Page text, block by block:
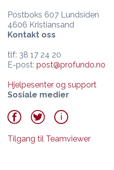
Postboks 607 Lundsiden
4606 Kristiansand
Kontakt oss
tlf: 38 17 24 20
E-post: post@profundo.no
Hjelpesenter og support
Sosiale medier
Tilgang til Teamviewer